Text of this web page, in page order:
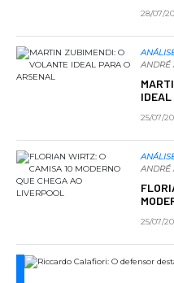
28/07/
ANDRÉ
25/07/
ANDRÉ
25/07/